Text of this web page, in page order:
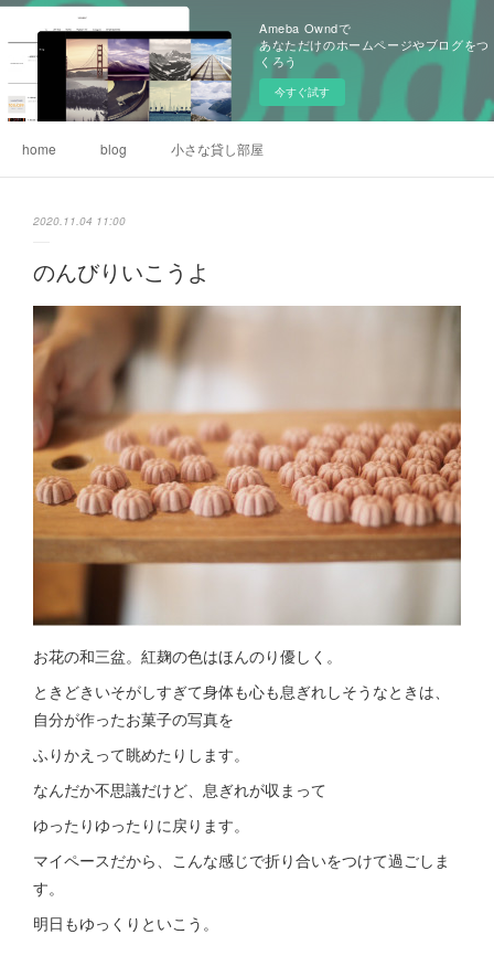
Ameba Owndで
あなただけのホームページやブログをつ
くろう
今すぐ試す
home blog 小さな貸し部屋
2020.11.04 11:00
のんびりいこうよ
お花の和三盆。紅麹の色はほんのり優しく。
ときどきいそがしすぎて身体も心も息ぎれしそうなときは、
自分が作ったお菓子の写真を
ふりかえって眺めたりします。
なんだか不思議だけど、息ぎれが収まって
ゆったりゆったりに戻ります。
マイペースだから、こんな感じで折り合いをつけて過ごしま
す。
明日もゆっくりといこう。